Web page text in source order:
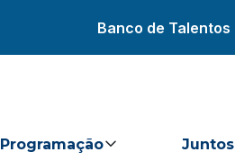
Banco de Talentos
Programação Juntos